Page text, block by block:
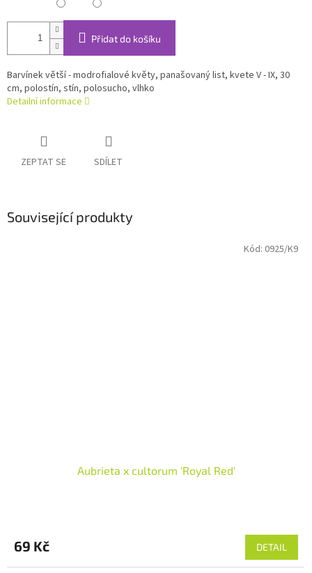
Přidat do košíku
Barvínek větší - modrofialové květy, panašovaný list, kvete V - IX, 30
cm, polostín, stín, polosucho, vlhko
Detailní informace
ZEPTAT SE SDÍLET
Související produkty
Aubrieta x cultorum 'Royal Red'
69 Kč DETAIL
Kód: 0925/K9